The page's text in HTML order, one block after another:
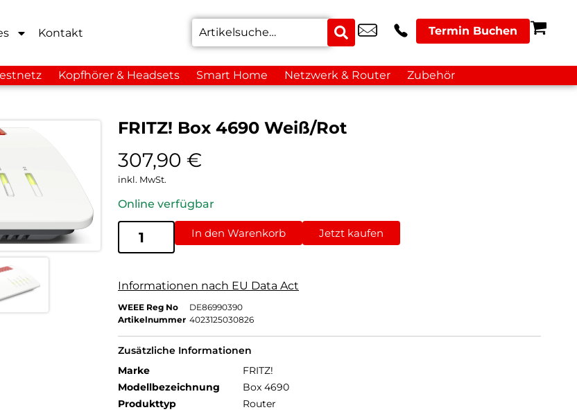
Kontakt Termin Buchen
Kopfhörer & Headsets Smart Home Netzwerk & Router Zubehör
FRITZ! Box 4690 Weiß/Rot
307,90 €
inkl. MwSt.
Online verfügbar
In den Warenkorb Jetzt kaufen
Informationen nach EU Data Act
WEEE Reg No
DE86990390
Artikelnummer 4023125030826
Zusätzliche Informationen
Marke
FRITZ!
Modellbezeichnung
Box 4690
Produkttyp
Router